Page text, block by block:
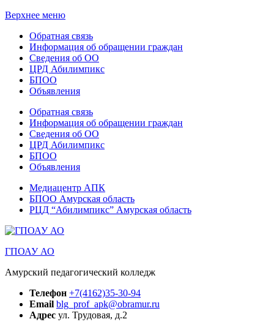
Верхнее меню
Обратная связь
Информация об обращении граждан
Сведения об ОО
ЦРД Абилимпикс
БПОО
Объявления
Обратная связь
Информация об обращении граждан
Сведения об ОО
ЦРД Абилимпикс
БПОО
Объявления
Медиацентр АПК
БПОО Амурская область
РЦД “Абилимпикс” Амурская область
ГПОАУ АО
Амурский педагогический колледж
Телефон +7(4162)35-30-94
Email blg_prof_apk@obramur.ru
Адрес ул. Трудовая, д.2